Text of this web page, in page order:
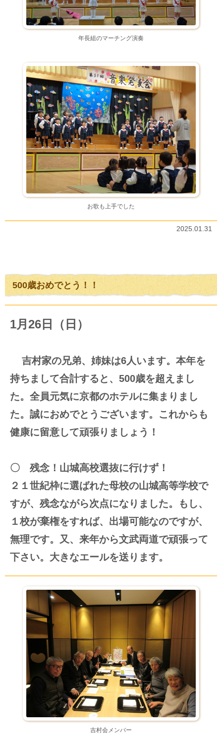
年長組のマーチング演奏
お歌も上手でした
2025.01.31
500歳おめでとう！！
1月26日（日）
吉村家の兄弟、姉妹は6人います。本年を
持ちまして合計すると、500歳を超えまし
た。全員元気に京都のホテルに集まりまし
た。誠におめでとうございます。これからも
健康に留意して頑張りましょう！
〇 残念！山城高校選抜に行けず！
２１世紀枠に選ばれた母校の山城高等学校で
すが、残念ながら次点になりました。もし、
１校が棄権をすれば、出場可能なのですが、
無理です。又、来年から文武両道で頑張って
下さい。大きなエールを送ります。
吉村会メンバー